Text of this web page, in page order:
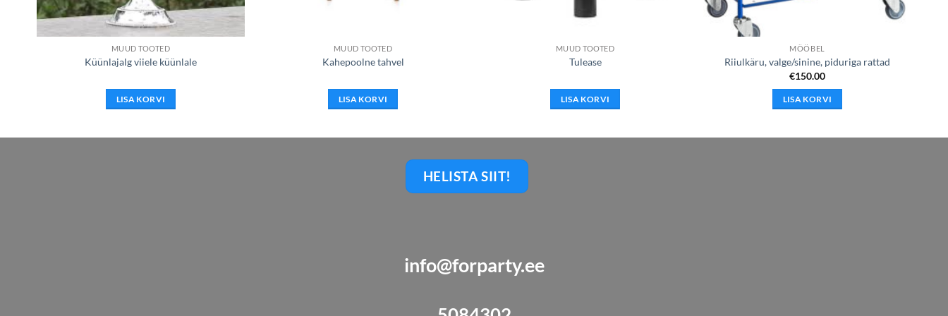
MUUD TOOTED
Küünlajalg viiele küünlale
LISA KORVI
MUUD TOOTED
Kahepoolne tahvel
LISA KORVI
MUUD TOOTED
Tulease
LISA KORVI
MÖÖBEL
Riiulkäru, valge/sinine, piduriga rattad
€150.00
LISA KORVI
HELISTA SIIT!
info@forparty.ee